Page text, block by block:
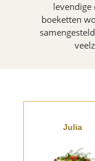
levendige
boeketten
Julia